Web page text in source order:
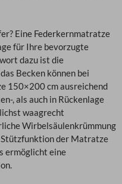
Eine Federkernmatratze
für Ihre bevorzugte
dazu ist die
Becken können bei
150×200 cm ausreichend
, als auch in Rückenlage
waagrecht
Wirbelsäulenkrümmung
der Matratze
ermöglicht eine